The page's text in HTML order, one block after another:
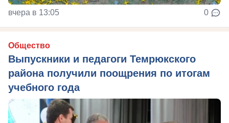
вчера в 13:05 0
Общество
Выпускники и педагоги Темрюкского
района получили поощрения по итогам
учебного года